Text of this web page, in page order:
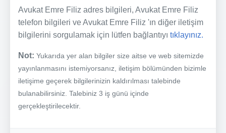
Avukat Emre Filiz adres bilgileri, Avukat Emre Filiz
telefon bilgileri ve Avukat Emre Filiz 'ın diğer iletişim
bilgilerini sorgulamak için lütfen bağlantıyı tıklayınız.
Not: Yukarıda yer alan bilgiler size aitse ve web sitemizde
yayınlanmasını istemiyorsanız, iletişim bölümünden bizimle
iletişime geçerek bilgilerinizin kaldırılması talebinde
bulanabilirsiniz. Talebiniz 3 iş günü içinde
gerçekleştirilecektir.